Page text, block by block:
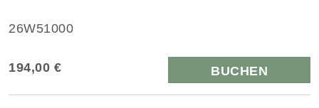
26W51000
194,00 € BUCHEN